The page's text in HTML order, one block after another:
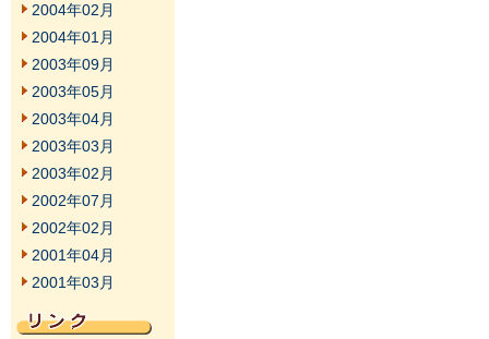
2004年02月
2004年01月
2003年09月
2003年05月
2003年04月
2003年03月
2003年02月
2002年07月
2002年02月
2001年04月
2001年03月